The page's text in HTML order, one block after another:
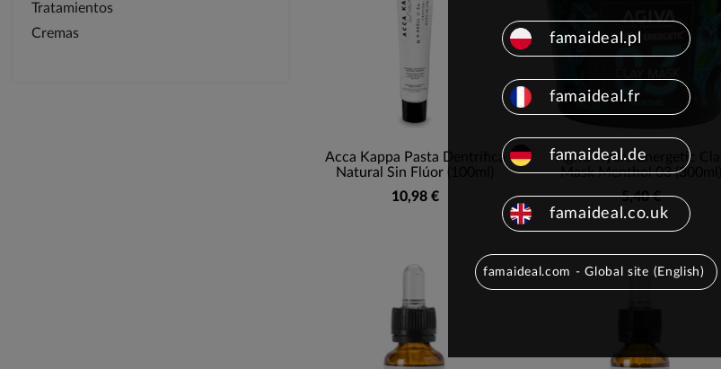
Tratamientos
Cremas
Acca Kappa Pasta Dentrífica
Natural Sin Flúor (100ml)
10,98 €
Agiva Hydra Energetic Clay
Mask Menthol 03 (300ml)
5,40 €
famaideal.pl
famaideal.fr
famaideal.de
famaideal.co.uk
famaideal.com - Global site (English)